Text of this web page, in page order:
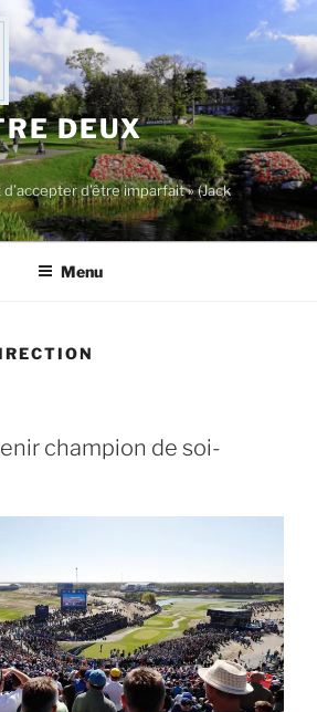
DEUX
d’être imparfait » (Jack
Menu
champion de soi-